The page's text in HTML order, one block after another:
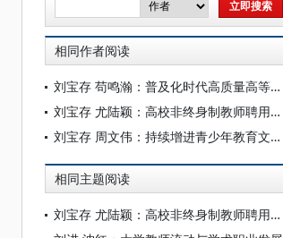
相同作者阅读
刘宝存 苟鸣瀚：普及化时代高质量高等教育体系建设的现实背景与可行路径
刘宝存 尤陆颖：高校非终身制教师聘用制度的全球扩张及其困境
刘宝存 周文伟：持续增进青少年教育文化交流
相同主题阅读
刘宝存 尤陆颖：高校非终身制教师聘用制度的全球扩张及其困境